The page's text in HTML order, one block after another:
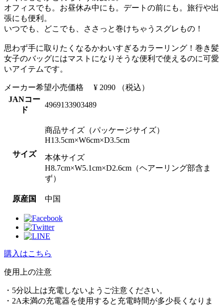
オフィスでも。お昼休み中にも。デートの前にも。旅行や出
張にも便利。
いつでも、どこでも、ささっと巻けちゃうスグレもの！
思わず手に取りたくなるかわいすぎるカラーリング！巻き髪
女子のバッグにはマストになりそうな便利で使えるのに可愛
いアイテムです。
メーカー希望小売価格 ¥ 2090 （税込）
JANコー
ド
4969133903489
サイズ
商品サイズ（パッケージサイズ）
H13.5cm×W6cm×D3.5cm
本体サイズ
H8.7cm×W5.1cm×D2.6cm（ヘアーリング部含ま
ず）
原産国 中国
購入はこちら
使⽤上の注意
・5分以上は充電しないようご注意ください。
・2A未満の充電器を使用すると充電時間が多少長くなりま